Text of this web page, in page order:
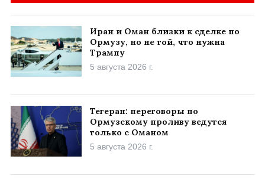
Иран и Оман близки к сделке по
Ормузу, но не той, что нужна
Трампу
5 августа 2026 г.
Тегеран: переговоры по
Ормузскому проливу ведутся
только с Оманом
5 августа 2026 г.